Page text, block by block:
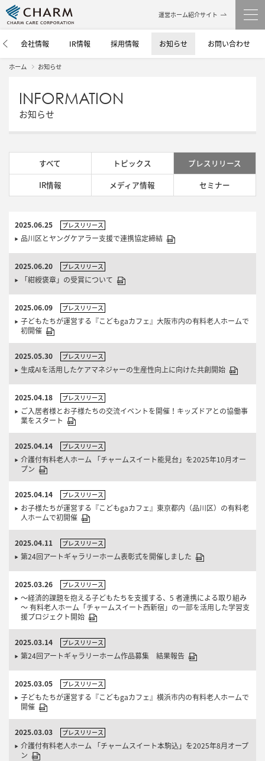
運営ホーム紹介サイト
会社情報 IR情報 採用情報 お知らせ お問い合わせ
ホーム お知らせ
INFORMATION
お知らせ
すべて トピックス
プレスリリース
IR情報
メディア情報 セミナー
2025.06.25 プレスリリース
品川区とヤングケアラー支援で連携協定締結
2025.06.20 プレスリリース
「紺綬褒章」の受賞について
2025.06.09 プレスリリース
子どもたちが運営する『こどもgaカフェ』大阪市内の有料老人ホームで
初開催
2025.05.30 プレスリリース
生成AIを活用したケアマネジャーの生産性向上に向けた共創開始
2025.04.18 プレスリリース
ご入居者様とお子様たちの交流イベントを開催！キッズドアとの協働事
業をスタート
2025.04.14 プレスリリース
介護付有料老人ホーム 「チャームスイート能見台」を2025年10月オー
プン
2025.04.14 プレスリリース
お子様たちが運営する『こどもgaカフェ』東京都内（品川区）の有料老
人ホームで初開催
2025.04.11 プレスリリース
第24回アートギャラリーホーム表彰式を開催しました
2025.03.26 プレスリリース
～経済的課題を抱える子どもたちを支援する、5 者連携による取り組み
～ 有料老人ホーム「チャームスイート西新宿」の一部を活用した学習支
援プロジェクト開始
2025.03.14 プレスリリース
第24回アートギャラリーホーム作品募集 結果報告
2025.03.05 プレスリリース
子どもたちが運営する『こどもgaカフェ』横浜市内の有料老人ホームで
開催
2025.03.03 プレスリリース
介護付有料老人ホーム 「チャームスイート本駒込」を2025年8月オープ
ン